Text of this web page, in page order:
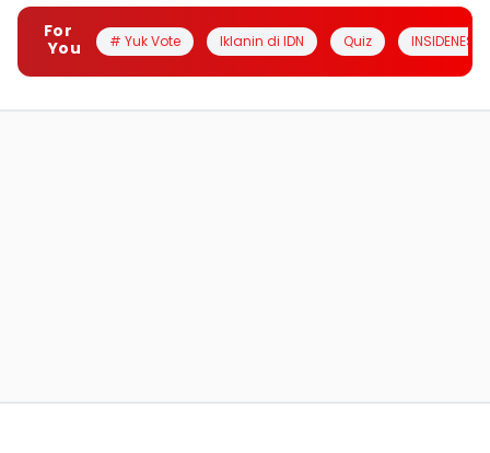
For
You
# Yuk Vote Iklanin di IDN Quiz INSIDENESIA